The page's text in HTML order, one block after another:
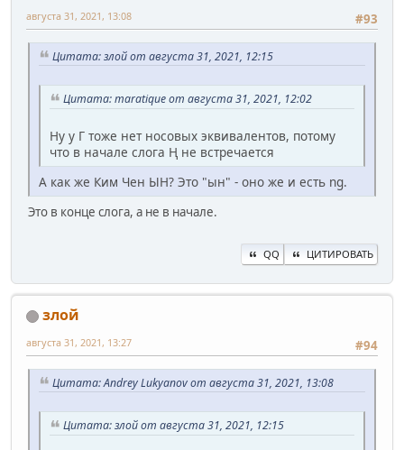
#93
августа 31, 2021, 13:08
Цитата: злой от августа 31, 2021, 12:15
Цитата: maratique от августа 31, 2021, 12:02
Ну у Г тоже нет носовых эквивалентов, потому
что в начале слога Ң не встречается
А как же Ким Чен ЫН? Это "ын" - оно же и есть ng.
Это в конце слога, а не в начале.
QQ ЦИТИРОВАТЬ
злой
#94
августа 31, 2021, 13:27
Цитата: Andrey Lukyanov от августа 31, 2021, 13:08
Цитата: злой от августа 31, 2021, 12:15